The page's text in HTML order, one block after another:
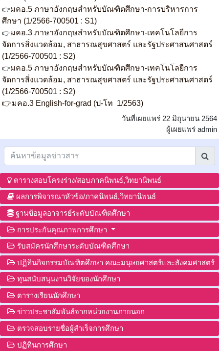
👉มคอ.5 ภาษาอังกฤษสำหรับบัณฑิตศึกษา-การบริหารการ
ศึกษา (1/2566-700501 : S1)
👉มคอ.3 ภาษาอังกฤษสำหรับบัณฑิตศึกษา-เทคโนโลยีการ
จัดการสิ่งแวดล้อม, สาธารณสุขศาสตร์ และรัฐประศาสนศาสตร์
(1/2566-700501 : S2)
👉มคอ.5 ภาษาอังกฤษสำหรับบัณฑิตศึกษา-เทคโนโลยีการ
จัดการสิ่งแวดล้อม, สาธารณสุขศาสตร์ และรัฐประศาสนศาสตร์
(1/2566-700501 : S2)
👉มคอ.3 English-for-grad (ป-โท 1/2563)
วันที่เผยแพร่ 22 มิถุนายน 2564
ผู้เผยแพร่ admin
ตารางสอบโครงร่าง/สอบภาคนิพนธ์,วิทยานิพนธ์
ผลการพิจารณาหัวข้อ/ภาคนิพนธ์,วิทยานิพนธ์
ฐานข้อมูลอาจารย์ระดับบัณฑิตศึกษา
การประกันคุณภาพการศึกษา
รับสมัครนักศึกษาระดับบัณฑิตศึกษา
ปฏิทินกิจกรรมบัณฑิตศึกษา คณะมนุษยศาสตร์และสังคมศาสตร์
ทุนสนับสนุนงานวิจัยของนักศึกษา
ตารางเรียนนักศึกษา
ข่าวประชาสัมพันธ์จากหน่วยงานภายนอก
ตรวจสอบรายชื่อผู้สำเร็จการศึกษา
ปฏิทินการศึกษา